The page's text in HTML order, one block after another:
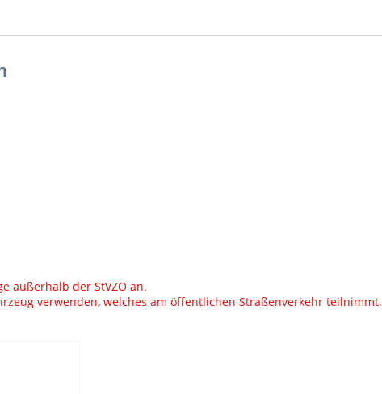
außerhalb der StVZO an.
verwenden, welches am öffentlichen Straßenverkehr teilnimmt.